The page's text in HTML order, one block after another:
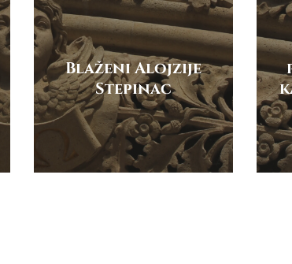
Blaženi Alojzije
Stepinac